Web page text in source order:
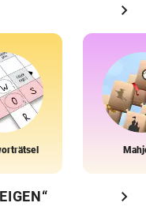
chevron_right
chevron_right